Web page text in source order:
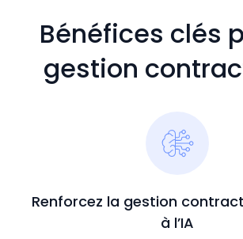
Bénéfices clés
gestion
Renforcez la gestion
à l’IA